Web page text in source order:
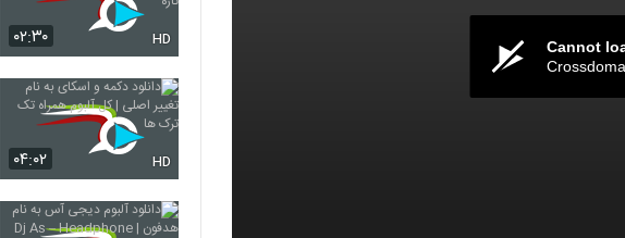
Cannot
۰۲:۳۰ HD
۰۴:۰۲ HD